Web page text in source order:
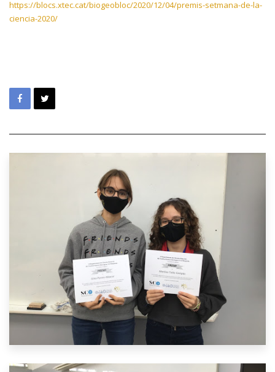
https://blocs.xtec.cat/biogeobloc/2020/12/04/premis-setmana-de-la-
ciencia-2020/